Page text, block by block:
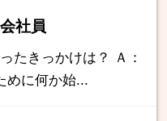
社員
たきっかけは？ Ａ：
めに何か始...